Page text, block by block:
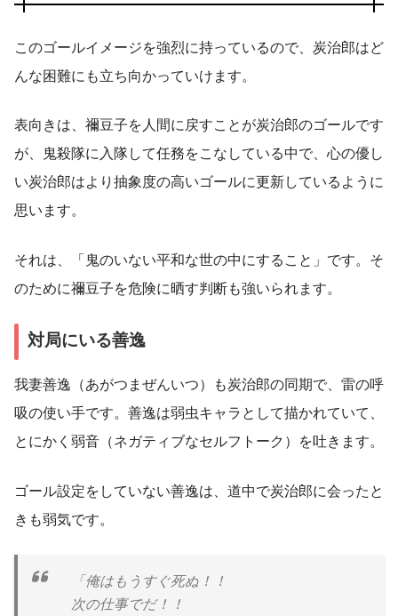
このゴールイメージを強烈に持っているので、炭治郎はど
んな困難にも立ち向かっていけます。
表向きは、禰豆子を人間に戻すことが炭治郎のゴールです
が、鬼殺隊に入隊して任務をこなしている中で、心の優し
い炭治郎はより抽象度の高いゴールに更新しているように
思います。
それは、「鬼のいない平和な世の中にすること」です。そ
のために禰豆子を危険に晒す判断も強いられます。
対局にいる善逸
我妻善逸（あがつまぜんいつ）も炭治郎の同期で、雷の呼
吸の使い手です。善逸は弱虫キャラとして描かれていて、
とにかく弱音（ネガティブなセルフトーク）を吐きます。
ゴール設定をしていない善逸は、道中で炭治郎に会ったと
きも弱気です。
「俺はもうすぐ死ぬ！！
次の仕事でだ！！